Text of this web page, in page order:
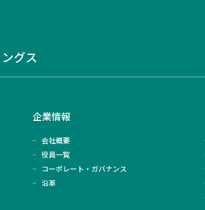
グス
企業情報
会社概要
役員一覧
コーポレート・ガバナンス
沿革